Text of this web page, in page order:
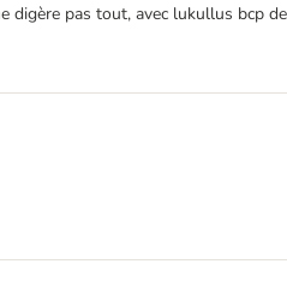
pas tout, avec lukullus bcp